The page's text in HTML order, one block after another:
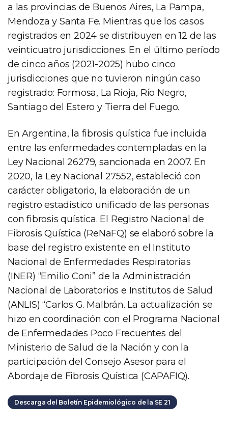
a las provincias de Buenos Aires, La Pampa,
Mendoza y Santa Fe. Mientras que los casos
registrados en 2024 se distribuyen en 12 de las
veinticuatro jurisdicciones. En el último período
de cinco años (2021-2025) hubo cinco
jurisdicciones que no tuvieron ningún caso
registrado: Formosa, La Rioja, Río Negro,
Santiago del Estero y Tierra del Fuego.
En Argentina, la fibrosis quística fue incluida
entre las enfermedades contempladas en la
Ley Nacional 26279, sancionada en 2007. En
2020, la Ley Nacional 27552, estableció con
carácter obligatorio, la elaboración de un
registro estadístico unificado de las personas
con fibrosis quística. El Registro Nacional de
Fibrosis Quística (ReNaFQ) se elaboró sobre la
base del registro existente en el Instituto
Nacional de Enfermedades Respiratorias
(INER) “Emilio Coni” de la Administración
Nacional de Laboratorios e Institutos de Salud
(ANLIS) “Carlos G. Malbrán. La actualización se
hizo en coordinación con el Programa Nacional
de Enfermedades Poco Frecuentes del
Ministerio de Salud de la Nación y con la
participación del Consejo Asesor para el
Abordaje de Fibrosis Quística (CAPAFIQ).
Descarga del Boletín Epidemiológico de la SE 21